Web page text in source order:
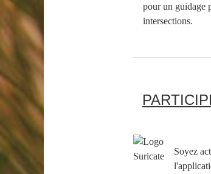
pour un guidage
intersections.
Soyez